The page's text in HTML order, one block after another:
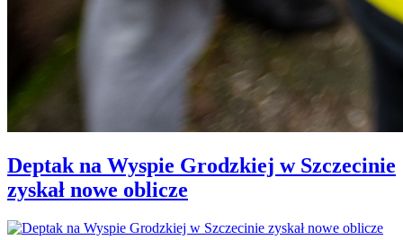
Deptak na Wyspie Grodzkiej w Szczecinie
zyskał nowe oblicze